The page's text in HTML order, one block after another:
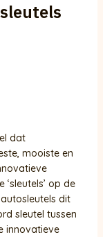
dat
mooiste en
op de
dit
sleutel tussen
innovatieve